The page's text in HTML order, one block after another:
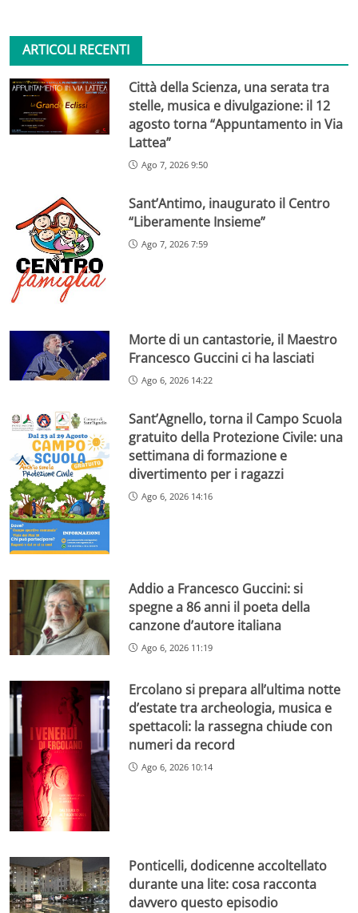
ARTICOLI RECENTI
Città della Scienza, una serata tra
stelle, musica e divulgazione: il 12
agosto torna “Appuntamento in Via
Lattea”
Ago 7, 2026 9:50
Sant’Antimo, inaugurato il Centro
“Liberamente Insieme”
Ago 7, 2026 7:59
Morte di un cantastorie, il Maestro
Francesco Guccini ci ha lasciati
Ago 6, 2026 14:22
Sant’Agnello, torna il Campo Scuola
gratuito della Protezione Civile: una
settimana di formazione e
divertimento per i ragazzi
Ago 6, 2026 14:16
Addio a Francesco Guccini: si
spegne a 86 anni il poeta della
canzone d’autore italiana
Ago 6, 2026 11:19
Ercolano si prepara all’ultima notte
d’estate tra archeologia, musica e
spettacoli: la rassegna chiude con
numeri da record
Ago 6, 2026 10:14
Ponticelli, dodicenne accoltellato
durante una lite: cosa racconta
davvero questo episodio